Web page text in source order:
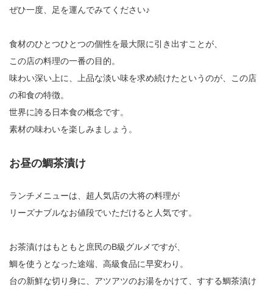
ぜひ一度、足を運んでみてください♪
食材のひとつひとつの個性を最大限に引き出すことが、
この店の料理の一番の目的。
味わい深い上に、上品な淡い味を求め続けたというのが、この店
の和食の特徴。
世界に誇る日本食の概念です。
素材の味わいを楽しみましょう。
お昼の鯛茶漬け
ランチメニューは、超人気店の大将の料理が
リーズナブルなお値段でいただけると人気です。
お茶漬けはもともと庶民のB級グルメですが、
鯛を使うとなった途端、高級食品に早変わり。
台の新鮮な切り身に、アツアツのお湯をかけて、すする鯛茶漬け